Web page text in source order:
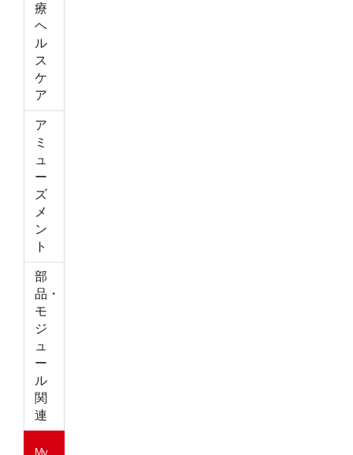
療
ヘ
ル
ス
ケ
ア
ア
ミ
ュ
ー
ズ
メ
ン
ト
部
品・
モ
ジ
ュ
ー
ル
関
連
My